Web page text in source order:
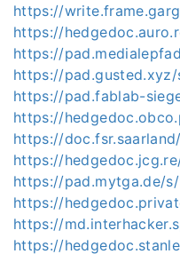
https://
https://
https://
https://pad.gusted.xyz/
https://pad.fablab-
https://
https://
https://
https://pad.mytga.de/s/
https://
https://
https://